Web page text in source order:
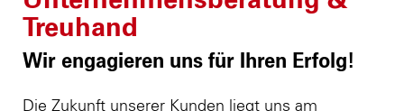
Treuhand
Wir engagieren uns für Ihren Erfolg!
Die Zukunft unserer Kunden liegt uns am